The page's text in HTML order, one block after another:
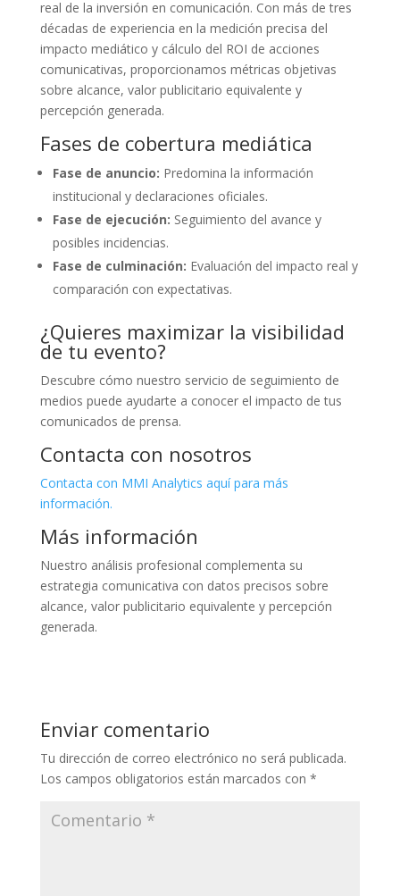
real de la inversión en comunicación. Con más de tres
décadas de experiencia en la medición precisa del
impacto mediático y cálculo del ROI de acciones
comunicativas, proporcionamos métricas objetivas
sobre alcance, valor publicitario equivalente y
percepción generada.
Fases de cobertura mediática
Fase de anuncio: Predomina la información
institucional y declaraciones oficiales.
Fase de ejecución: Seguimiento del avance y
posibles incidencias.
Fase de culminación: Evaluación del impacto real y
comparación con expectativas.
¿Quieres maximizar la visibilidad
de tu evento?
Descubre cómo nuestro servicio de seguimiento de
medios puede ayudarte a conocer el impacto de tus
comunicados de prensa.
Contacta con nosotros
Contacta con MMI Analytics aquí para más
información.
Más información
Nuestro análisis profesional complementa su
estrategia comunicativa con datos precisos sobre
alcance, valor publicitario equivalente y percepción
generada.
Enviar comentario
Tu dirección de correo electrónico no será publicada.
Los campos obligatorios están marcados con *